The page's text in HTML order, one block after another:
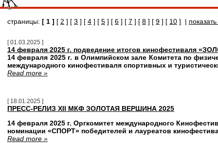
страницы: [ 1 ] [ 2 ] [ 3 ] [ 4 ] [ 5 ] [ 6 ] [ 7 ] [ 8 ] [ 9 ] [ 10 ] |
[ 01.03.2025 ]
14 февраля 2025 г. подведение итогов кинофестиваля
14 февраля 2025 г. в Олимпийском зале Комитета по
международного кинофестиваля спортивных и
Read more »
[ 18.01.2025 ]
ПРЕСС-РЕЛИЗ XII МКФ ЗОЛОТАЯ ВЕРШИНА 2025
14 февраля 2025 г. Оргкомитет международного
номинации «СПОРТ» победителей и лауреатов
Read more »